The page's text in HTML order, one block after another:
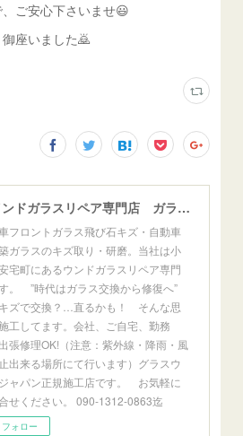
ご安心下さいませ😃
座いました🙇
ウインドガラスリペア専門店 ガラスリペア・ヨシダ グラスウェルドジャパン 正規施工店 小松市
フロントガラス飛び石キズ・自動車
ガラスのキズ取り・研磨。当社は小
宅町にあるウンドガラスリペア専門
。 ”時代はガラス交換から修復へ”
ズで交換？…直るかも！ そんな思
工してます。会社、ご自宅、勤務
張修理OK!（注意：紫外線・降雨・風
出来る場所にて行います）グラスウ
ャパン正規施工店です。 お気軽に
せください。 090-1312-0863迄
フォロー